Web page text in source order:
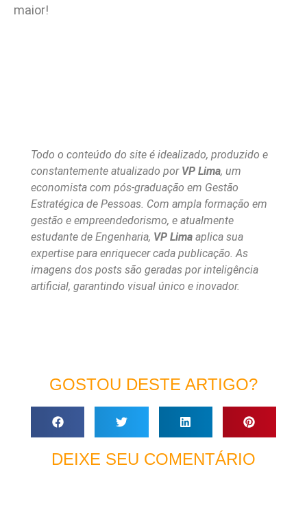
maior!
Todo o conteúdo do site é idealizado, produzido e
constantemente atualizado por VP Lima, um
economista com pós-graduação em Gestão
Estratégica de Pessoas. Com ampla formação em
gestão e empreendedorismo, e atualmente
estudante de Engenharia, VP Lima aplica sua
expertise para enriquecer cada publicação. As
imagens dos posts são geradas por inteligência
artificial, garantindo visual único e inovador.
GOSTOU DESTE ARTIGO?
DEIXE SEU COMENTÁRIO